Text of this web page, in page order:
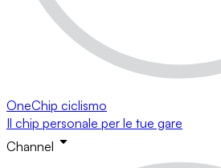
OneChip ciclismo
Il chip personale per le tue gare
Channel